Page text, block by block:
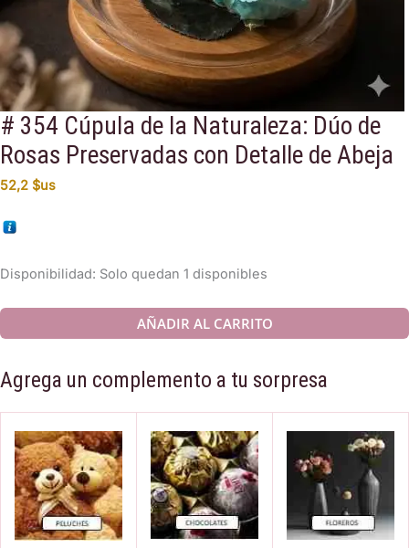
# 354 Cúpula de la Naturaleza: Dúo de
Rosas Preservadas con Detalle de Abeja
52,2 $us
Disponibilidad: Solo quedan 1 disponibles
#
354
de
Dúo
de
Rosas
Preservadas
con
AÑADIR AL CARRITO
Agrega un complemento a tu sorpresa